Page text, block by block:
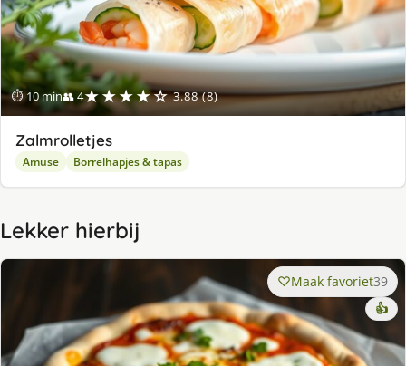
⏱ 10 min👥 4★★★★☆ 3.88 (8)
Zalmrolletjes
Amuse Borrelhapjes & tapas
Lekker hierbij
Maak favoriet39
👍